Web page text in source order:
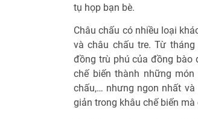
tụ họp bạn bè.
Châu chấu có nhiều loại
và châu chấu tre. Từ
đồng trù phú của đồng bào
chế biến thành những
chấu,… nhưng ngon nhất
giản trong khâu chế biến